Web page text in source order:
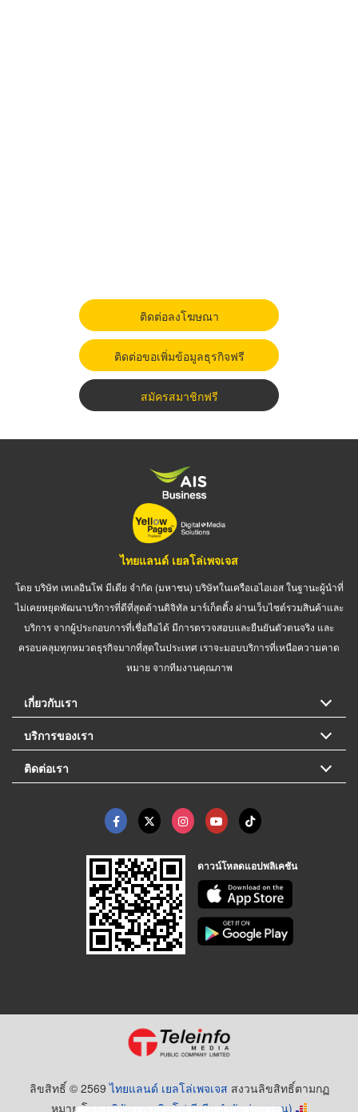
ติดต่อลงโฆษณา
ติดต่อขอเพิ่มข้อมูลธุรกิจฟรี
สมัครสมาชิกฟรี
ไทยแลนด์ เยลโล่เพจเจส
โดย บริษัท เทเลอินโฟ มีเดีย จำกัด (มหาชน) บริษัทในเครือเอไอเอส ในฐานะผู้นำที่
ไม่เคยหยุดพัฒนาบริการที่ดีที่สุดด้านดิจิทัล มาร์เก็ตติ้ง ผ่านเว็บไซต์รวมสินค้าและ
บริการ จากผู้ประกอบการที่เชื่อถือได้ มีการตรวจสอบและยืนยันตัวตนจริง และ
ครอบคลุมทุกหมวดธุรกิจมากที่สุดในประเทศ เราจะมอบบริการที่เหนือความคาด
หมาย จากทีมงานคุณภาพ
เกี่ยวกับเรา
บริการของเรา
ติดต่อเรา
ดาวน์โหลดแอปพลิเคชัน
ลิขสิทธิ์ © 2569ไทยแลนด์ เยลโล่เพจเจส สงวนลิขสิทธิ์ตามกฏ
หมาย โดยบริษัท เทเลอินโฟ มีเดีย จำกัด (มหาชน)